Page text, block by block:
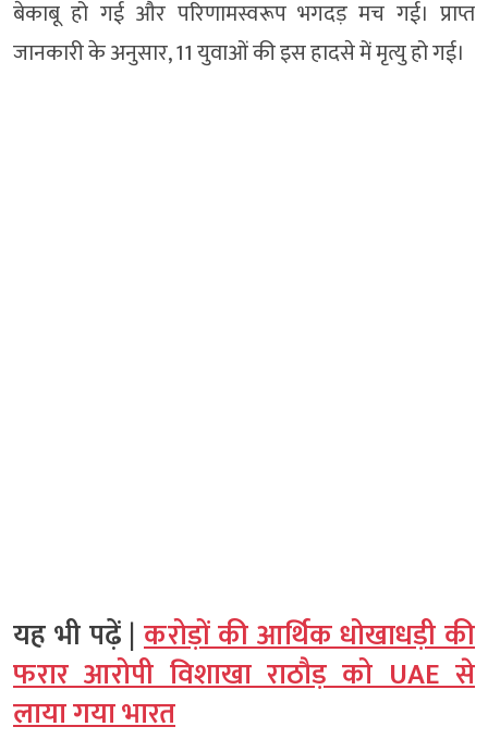
बेकाबू हो गई और परिणामस्वरूप भगदड़ मच गई। प्राप्त
जानकारी के अनुसार, 11 युवाओं की इस हादसे में मृत्यु हो गई।
यह भी पढ़ें | करोड़ों की आर्थिक धोखाधड़ी की
फरार आरोपी विशाखा राठौड़ को UAE से
लाया गया भारत